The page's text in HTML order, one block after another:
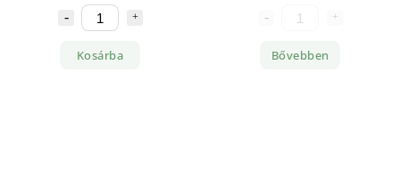
Kosárba Bővebben